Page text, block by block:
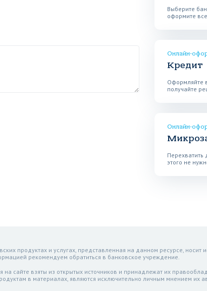
Выберите
оформите
Онлайн-
Кредит
Оформляйте
получайте
Онлайн-
Перехватить
этого не
продуктах и услугах, представленная на данном ресурсе, носит
рекомендуем обратиться в банковское учреждение.
на сайте взяты из открытых источников и принадлежат их
в материалах, являются исключительно личным мнением их